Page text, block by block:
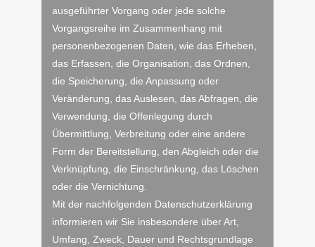
ausgeführter Vorgang oder jede solche
Vorgangsreihe im Zusammenhang mit
personenbezogenen Daten, wie das Erheben,
das Erfassen, die Organisation, das Ordnen,
die Speicherung, die Anpassung oder
Veränderung, das Auslesen, das Abfragen, die
Verwendung, die Offenlegung durch
Übermittlung, Verbreitung oder eine andere
Form der Bereitstellung, den Abgleich oder die
Verknüpfung, die Einschränkung, das Löschen
oder die Vernichtung.
Mit der nachfolgenden Datenschutzerklärung
informieren wir Sie insbesondere über Art,
Umfang, Zweck, Dauer und Rechtsgrundlage